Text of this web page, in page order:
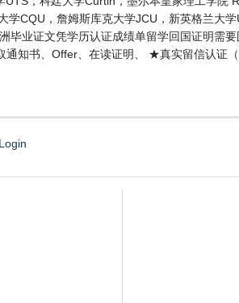
CQU，詹姆斯库克大学JCU，新英格兰大
业证文凭学历认证成绩单留学回国证明需
知书、Offer、在读证明、 ★真实留信认证
Login